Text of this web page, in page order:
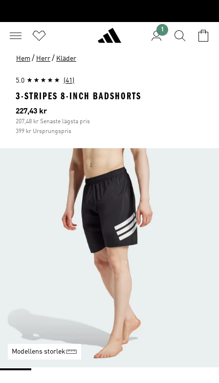
1
Hem / Herr / Kläder
5.0 (41)
3-STRIPES 8-INCH BADSHORTS
Aktuellt pris
227,43 kr
207,48 kr Senaste lägsta pris
399 kr Ursprungspris
Modellens storlek